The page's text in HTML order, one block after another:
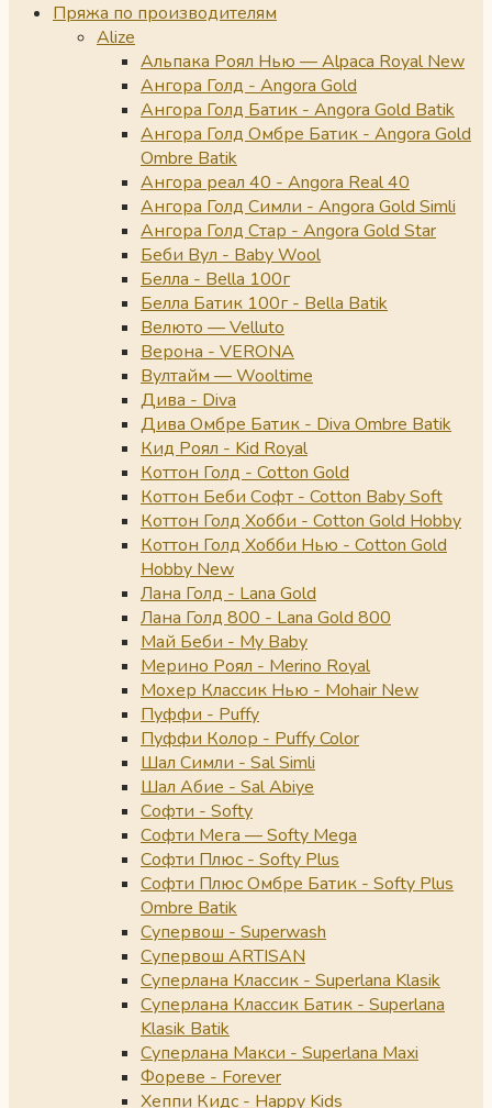
Пряжа по производителям
Alize
Альпака Роял Нью — Alpaca Royal New
Ангора Голд - Angora Gold
Ангора Голд Батик - Angora Gold Batik
Ангора Голд Омбре Батик - Angora Gold
Ombre Batik
Ангора реал 40 - Angora Real 40
Ангора Голд Симли - Angora Gold Simli
Ангора Голд Стар - Angora Gold Star
Беби Вул - Baby Wool
Белла - Bella 100г
Белла Батик 100г - Bella Batik
Велюто — Velluto
Верона - VERONA
Вултайм — Wooltime
Дива - Diva
Дива Омбре Батик - Diva Ombre Batik
Кид Роял - Kid Royal
Коттон Голд - Cotton Gold
Коттон Беби Софт - Cotton Baby Soft
Коттон Голд Хобби - Cotton Gold Hobby
Коттон Голд Хобби Нью - Cotton Gold
Hobby New
Лана Голд - Lana Gold
Лана Голд 800 - Lana Gold 800
Май Беби - My Baby
Мерино Роял - Merino Royal
Мохер Классик Нью - Mohair New
Пуффи - Puffy
Пуффи Колор - Puffy Color
Шал Симли - Sal Simli
Шал Абие - Sal Abiye
Софти - Softy
Софти Мега — Softy Mega
Софти Плюс - Softy Plus
Софти Плюс Омбре Батик - Softy Plus
Ombre Batik
Супервош - Superwash
Супервош ARTISAN
Суперлана Классик - Superlana Klasik
Суперлана Классик Батик - Superlana
Klasik Batik
Суперлана Макси - Superlana Maxi
Фореве - Forever
Хеппи Кидс - Happy Kids